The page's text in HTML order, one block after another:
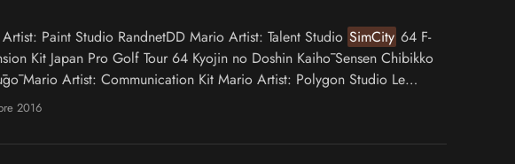
Paint Studio RandnetDD Mario Artist: Talent Studio SimCity 64 F-
Kit Japan Pro Golf Tour 64 Kyojin no Doshin Kaihō Sensen Chibikko
Mario Artist: Communication Kit Mario Artist: Polygon Studio Le
était …
2016